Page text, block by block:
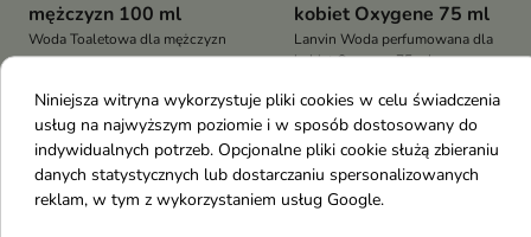
mężczyzn 100 ml
Woda Toaletowa dla mężczyzn
kobiet Oxygene 75 ml
Lanvin Woda perfumowana dla
kobiet Oxygene 75 ml
Pokazano 1-4 z 4 pozycji
Niniejsza witryna wykorzystuje pliki cookies w celu świadczenia
usług na najwyższym poziomie i w sposób dostosowany do
indywidualnych potrzeb. Opcjonalne pliki cookie służą zbieraniu
danych statystycznych lub dostarczaniu spersonalizowanych
reklam, w tym z wykorzystaniem usług Google.